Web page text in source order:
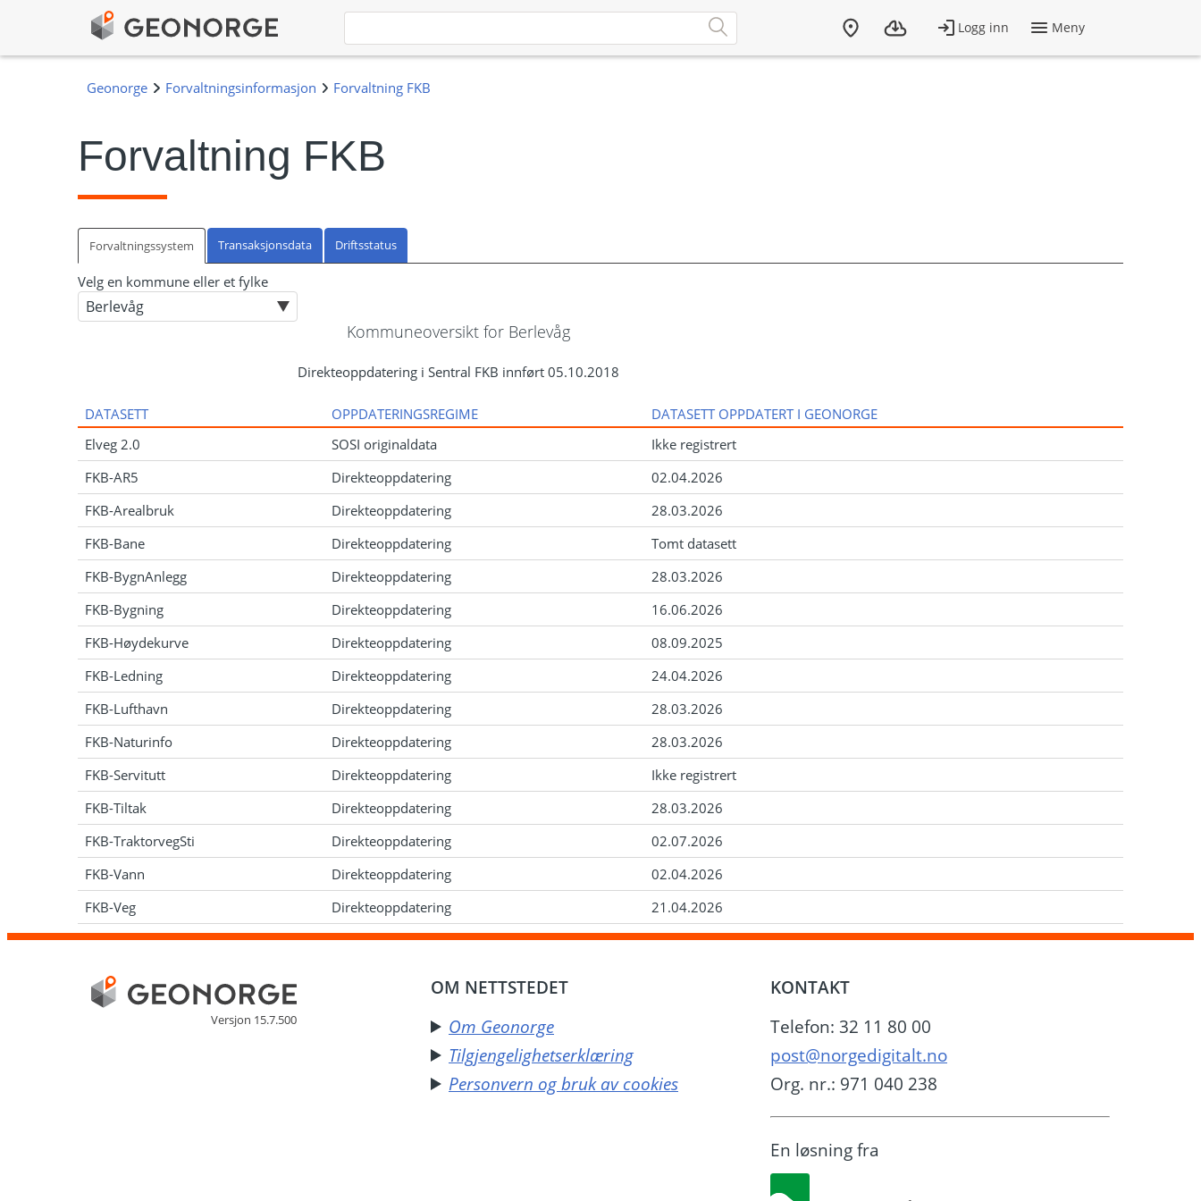
Forvaltning FKB
Forvaltningssystem Transaksjonsdata Driftsstatus
Kommuneoversikt for Berlevåg
Direkteoppdatering i Sentral FKB innført 05.10.2018
Velg en kommune eller et fylke
DATASETT OPPDATERINGSREGIME
DATASETT OPPDATERT I GEONORGE
Elveg 2.0
SOSI originaldata
Ikke registrert
FKB-AR5
Direkteoppdatering
02.04.2026
FKB-Arealbruk
Direkteoppdatering
28.03.2026
FKB-Bane
Direkteoppdatering
Tomt datasett
FKB-BygnAnlegg
Direkteoppdatering
28.03.2026
FKB-Bygning
Direkteoppdatering
16.06.2026
FKB-Høydekurve
Direkteoppdatering
08.09.2025
FKB-Ledning
Direkteoppdatering
24.04.2026
FKB-Lufthavn
Direkteoppdatering
28.03.2026
FKB-Naturinfo
Direkteoppdatering
28.03.2026
FKB-Servitutt
Direkteoppdatering
Ikke registrert
FKB-Tiltak
Direkteoppdatering
28.03.2026
FKB-TraktorvegSti
Direkteoppdatering
02.07.2026
FKB-Vann
Direkteoppdatering
02.04.2026
FKB-Veg
Direkteoppdatering 21.04.2026